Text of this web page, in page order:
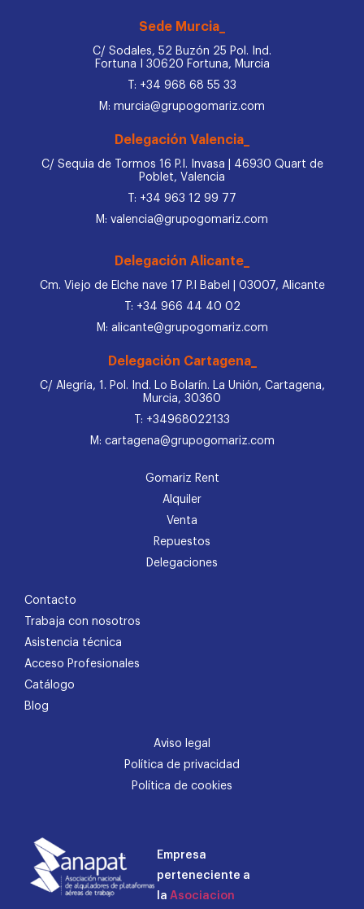
Sede Murcia_
C/ Sodales, 52 Buzón 25 Pol. Ind.
Fortuna I 30620 Fortuna, Murcia
T: +34 968 68 55 33
M: murcia@grupogomariz.com
Delegación Valencia_
C/ Sequia de Tormos 16 P.I. Invasa | 46930 Quart de
Poblet, Valencia
T: +34 963 12 99 77
M: valencia@grupogomariz.com
Delegación Alicante_
Cm. Viejo de Elche nave 17 P.I Babel | 03007, Alicante
T: +34 966 44 40 02
M: alicante@grupogomariz.com
Delegación Cartagena_
C/ Alegría, 1. Pol. Ind. Lo Bolarín. La Unión, Cartagena,
Murcia, 30360
T: +34968022133
M: cartagena@grupogomariz.com
Gomariz Rent
Alquiler
Venta
Repuestos
Delegaciones
Contacto
Trabaja con nosotros
Asistencia técnica
Acceso Profesionales
Catálogo
Blog
Aviso legal
Política de privacidad
Política de cookies
Empresa
perteneciente a
la Asociacion